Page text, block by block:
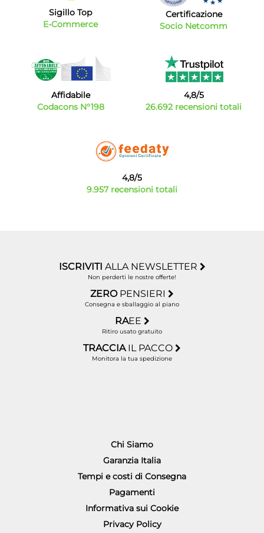
Sigillo Top
E-Commerce
Certificazione
Socio Netcomm
Affidabile
Codacons N°198
4,8/5
26.692 recensioni totali
4,8/5
9.957 recensioni totali
ISCRIVITI ALLA NEWSLETTER
Non perderti le nostre offerte!
ZERO PENSIERI
Consegna e sballaggio al piano
RAEE
Ritiro usato gratuito
TRACCIA IL PACCO
Monitora la tua spedizione
Chi Siamo
Garanzia Italia
Tempi e costi di Consegna
Pagamenti
Informativa sui Cookie
Privacy Policy